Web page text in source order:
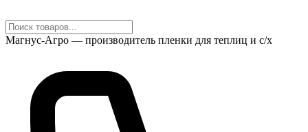
Магнус-Агро — производитель пленки для теплиц и с/х